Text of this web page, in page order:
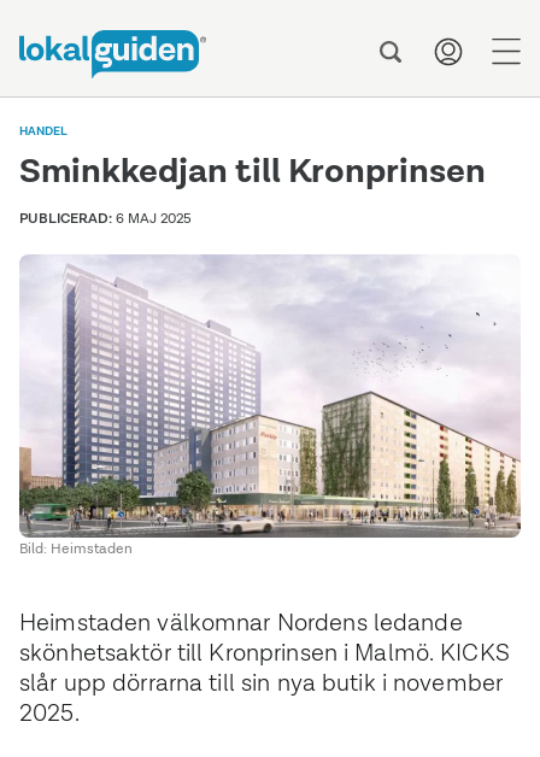
HANDEL
Sminkkedjan till Kronprinsen
PUBLICERAD:6 MAJ 2025
Heimstaden välkomnar Nordens ledande
skönhetsaktör till Kronprinsen i Malmö. KICKS
slår upp dörrarna till sin nya butik i november
2025.
Bild: Heimstaden